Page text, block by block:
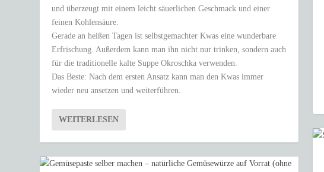
und überzeugt mit einem leicht säuerlichen Geschmack und einer
feinen Kohlensäure.
Gerade an heißen Tagen ist selbstgemachter Kwas eine wunderbare
Erfrischung. Außerdem kann man ihn nicht nur trinken, sondern auch
für die traditionelle kalte Suppe Okroschka verwenden.
Das Beste: Nach dem ersten Ansatz kann man den Kwas immer
wieder neu ansetzen und weiterführen.
WEITERLESEN